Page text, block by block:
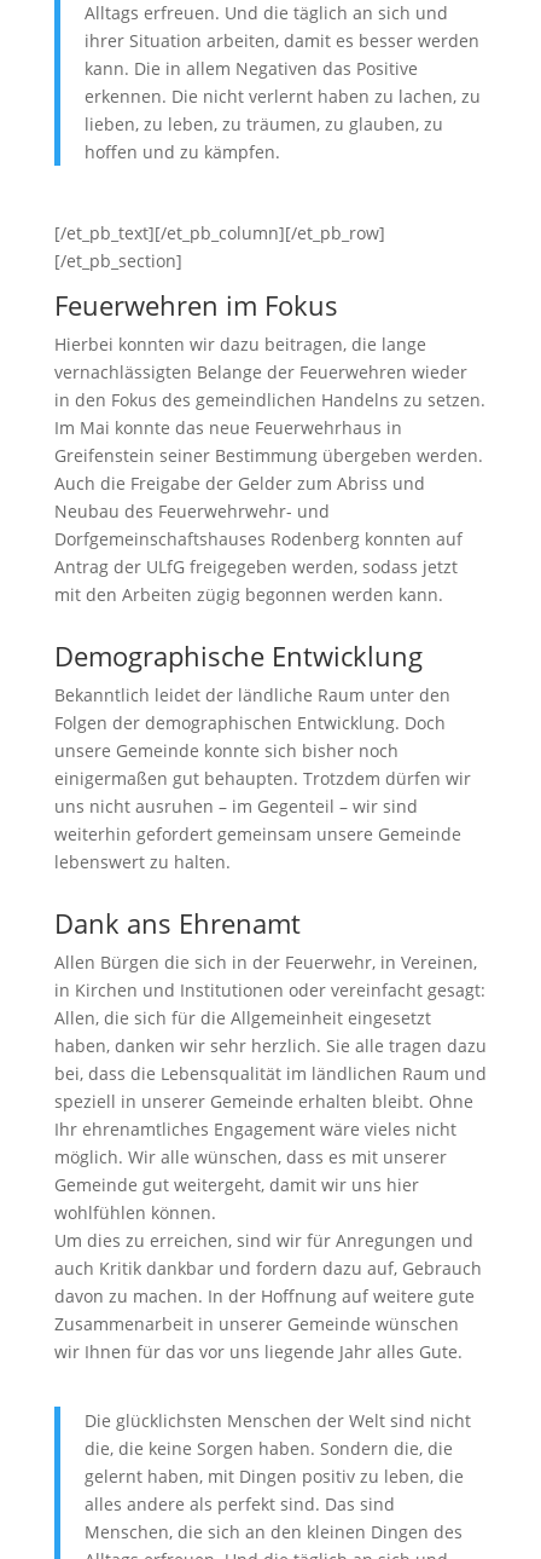
Alltags erfreuen. Und die täglich an sich und
ihrer Situation arbeiten, damit es besser werden
kann. Die in allem Negativen das Positive
erkennen. Die nicht verlernt haben zu lachen, zu
lieben, zu leben, zu träumen, zu glauben, zu
hoffen und zu kämpfen.
[/et_pb_text][/et_pb_column][/et_pb_row]
[/et_pb_section]
Feuerwehren im Fokus
Hierbei konnten wir dazu beitragen, die lange
vernachlässigten Belange der Feuerwehren wieder
in den Fokus des gemeindlichen Handelns zu setzen.
Im Mai konnte das neue Feuerwehrhaus in
Greifenstein seiner Bestimmung übergeben werden.
Auch die Freigabe der Gelder zum Abriss und
Neubau des Feuerwehrwehr- und
Dorfgemeinschaftshauses Rodenberg konnten auf
Antrag der ULfG freigegeben werden, sodass jetzt
mit den Arbeiten zügig begonnen werden kann.
Demographische Entwicklung
Bekanntlich leidet der ländliche Raum unter den
Folgen der demographischen Entwicklung. Doch
unsere Gemeinde konnte sich bisher noch
einigermaßen gut behaupten. Trotzdem dürfen wir
uns nicht ausruhen – im Gegenteil – wir sind
weiterhin gefordert gemeinsam unsere Gemeinde
lebenswert zu halten.
Dank ans Ehrenamt
Allen Bürgen die sich in der Feuerwehr, in Vereinen,
in Kirchen und Institutionen oder vereinfacht gesagt:
Allen, die sich für die Allgemeinheit eingesetzt
haben, danken wir sehr herzlich. Sie alle tragen dazu
bei, dass die Lebensqualität im ländlichen Raum und
speziell in unserer Gemeinde erhalten bleibt. Ohne
Ihr ehrenamtliches Engagement wäre vieles nicht
möglich. Wir alle wünschen, dass es mit unserer
Gemeinde gut weitergeht, damit wir uns hier
wohlfühlen können.
Um dies zu erreichen, sind wir für Anregungen und
auch Kritik dankbar und fordern dazu auf, Gebrauch
davon zu machen. In der Hoffnung auf weitere gute
Zusammenarbeit in unserer Gemeinde wünschen
wir Ihnen für das vor uns liegende Jahr alles Gute.
Die glücklichsten Menschen der Welt sind nicht
die, die keine Sorgen haben. Sondern die, die
gelernt haben, mit Dingen positiv zu leben, die
alles andere als perfekt sind. Das sind
Menschen, die sich an den kleinen Dingen des